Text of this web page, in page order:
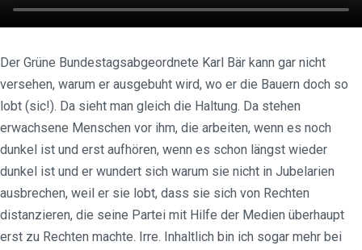
Der Grüne Bundestagsabgeordnete Karl Bär kann gar nicht
versehen, warum er ausgebuht wird, wo er die Bauern doch so
lobt (sic!). Da sieht man gleich die Haltung. Da stehen
erwachsene Menschen vor ihm, die arbeiten, wenn es noch
dunkel ist und erst aufhören, wenn es schon längst wieder
dunkel ist und er wundert sich warum sie nicht in Jubelarien
ausbrechen, weil er sie lobt, dass sie sich von Rechten
distanzieren, die seine Partei mit Hilfe der Medien überhaupt
erst zu Rechten machte. Irre. Inhaltlich bin ich sogar mehr bei